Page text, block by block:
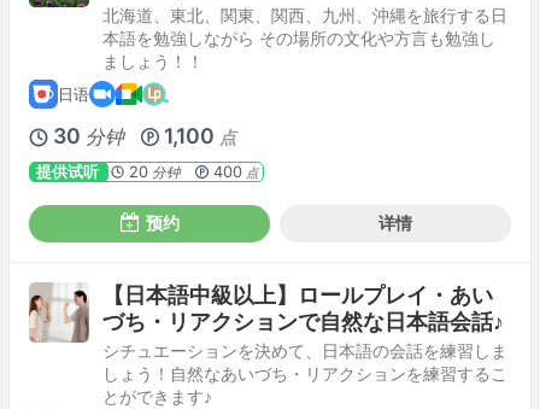
北海道、東北、関東、関西、九州、沖縄を旅行する日
本語を勉強しながら その場所の文化や方言も勉強し
ましょう！！
日语
30 分钟 1,100 点
提供试听 20 分钟 400点
预约 详情
【日本語中級以上】ロールプレイ・あい
づち・リアクションで自然な日本語会話♪
シチュエーションを決めて、日本語の会話を練習しま
しょう！自然なあいづち・リアクションを練習するこ
とができます♪